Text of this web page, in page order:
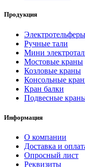
Продукция
Электротельферы
Ручные тали
Мини
Мостовые краны
Козловые краны
Консольные
Кран балки
Подвесные
Информация
О компании
Доставка и
Опросный лист
Реквизиты